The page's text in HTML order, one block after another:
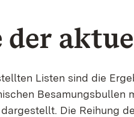
der
Listen sind die
Besamungsbullen
Die Reihung